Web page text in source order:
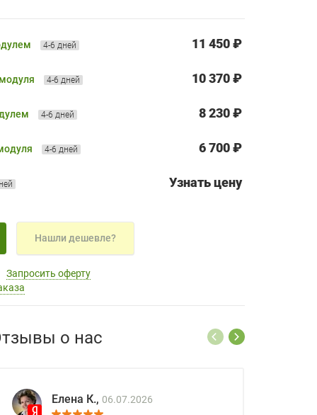
4-6 дней 11 450 ₽
4-6 дней 10 370 ₽
4-6 дней 8 230 ₽
4-6 дней 6 700 ₽
Узнать цену
Нашли дешевле?
Запросить оферту
о нас
Елена К., 06.07.2026